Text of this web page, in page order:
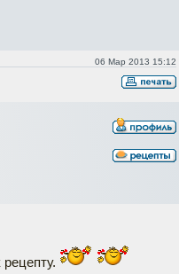
06 Мар 2013 15:12